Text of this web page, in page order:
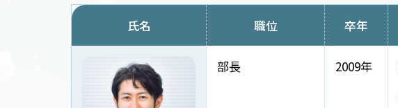
氏名 職位 卒年
部長 2009年